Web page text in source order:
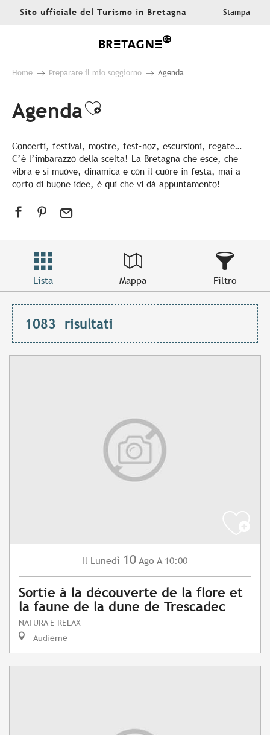
AllerSito ufficiale del Turismo in Bretagna Stampa
Home Preparare il mio soggiorno Agenda
AgendaAjouter aux favoris
Concerti, festival, mostre, fest-noz, escursioni, regate…
C’è l’imbarazzo della scelta! La Bretagna che esce, che
vibra e si muove, dinamica e con il cuore in festa, mai a
corto di buone idee, è qui che vi dà appuntamento!
Lista Mappa Filtro
1083 risultati
Il Lunedì 10 Ago A 10:00
Sortie à la découverte de la flore et
la faune de la dune de Trescadec
NATURA E RELAX
Audierne